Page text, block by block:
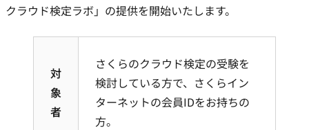
クラウド検定ラボ」の提供を開始いたします。
対
象
者
さくらのクラウド検定の受験を
検討している方で、さくらイン
ターネットの会員IDをお持ちの
方。